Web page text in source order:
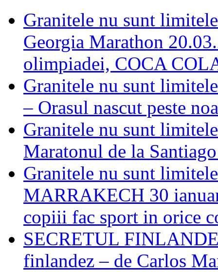
Granitele nu sunt
Georgia Marathon
olimpiadei, COCA
Granitele nu sunt
– Orasul nascut peste
Granitele nu sunt
Maratonul de la
Granitele nu sunt
MARRAKECH 30
copiii fac sport in orice
SECRETUL
finlandez – de Carlos